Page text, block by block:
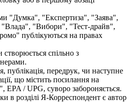
"Думка", "Експертиза", "Заява",
"Влада", "Вибори", "Тест-драйв",
публікуються на правах
спільно з
публікація, передрук, чи наступне
що містить посилання на
EPA / UPG, суворо забороняється.
в розділі Я-Корреспондент є автор